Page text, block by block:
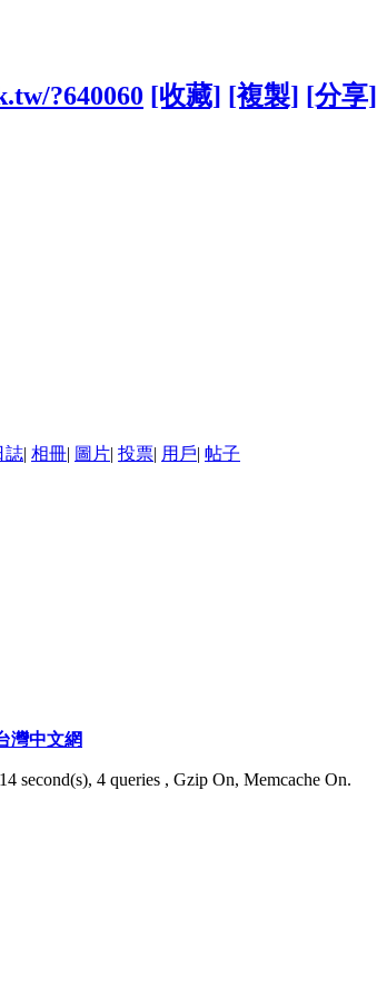
?640060 [收藏] [複製] [分享]
誌| 相冊| 圖片| 投票| 用戶| 帖子
灣中文網
second(s), 4 queries , Gzip On, Memcache On.